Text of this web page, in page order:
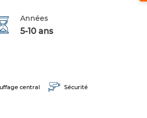
Années
5-10 ans
central Sécurité